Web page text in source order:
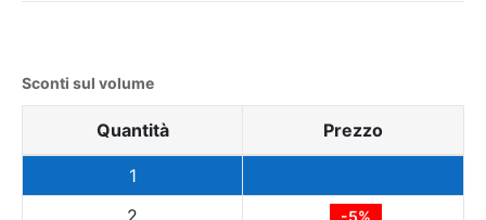
Sconti sul volume
Quantità Prezzo
1
2
-5%